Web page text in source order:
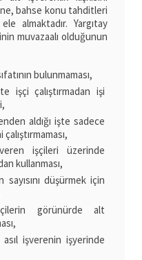
bahse konu tahditleri
almaktadır. Yargıtay
muvazaalı olduğunun
bulunmaması,
işçi çalıştırmadan işi
aldığı işte sadece
işçileri üzerinde
kullanması,
sayısını düşürmek için
görünürde alt
işverenin işyerinde